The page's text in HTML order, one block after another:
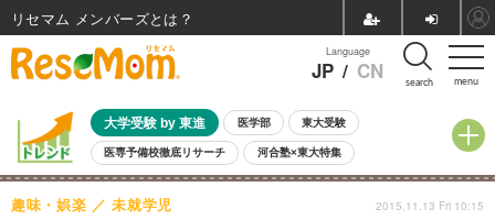
menu
Language
JP / CN search
大学受験 by 東進 医学部 東大受験
医専予備校徹底リサーチ 河合塾×東大特集
親子で考える大学選び 高校受験 中学受験 小学校受験
共通テスト 夏休み
趣味・娯楽 未就学児 2015.11.13 Fri 10:15
リセマム メンバーズ